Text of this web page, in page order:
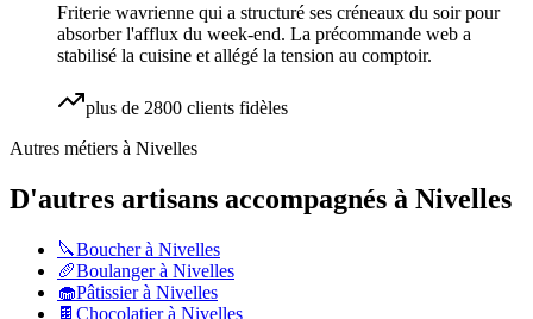
Friterie wavrienne qui a structuré ses créneaux du soir pour
absorber l'afflux du week-end. La précommande web a
stabilisé la cuisine et allégé la tension au comptoir.
plus de 2800 clients fidèles
Autres métiers à Nivelles
D'autres artisans accompagnés à Nivelles
🔪Boucherà Nivelles
🥖Boulangerà Nivelles
🧁Pâtissierà Nivelles
🍫 Chocolatierà Nivelles